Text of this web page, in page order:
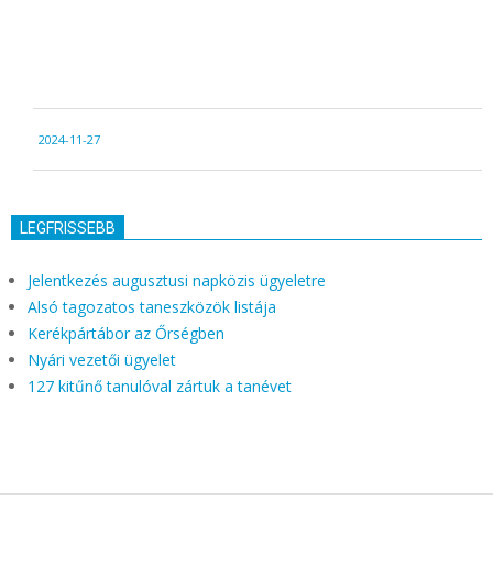
11-
27
2024-11-27
LEGFRISSEBB
Jelentkezés augusztusi napközis ügyeletre
Alsó tagozatos taneszközök listája
Kerékpártábor az Őrségben
Nyári vezetői ügyelet
127 kitűnő tanulóval zártuk a tanévet